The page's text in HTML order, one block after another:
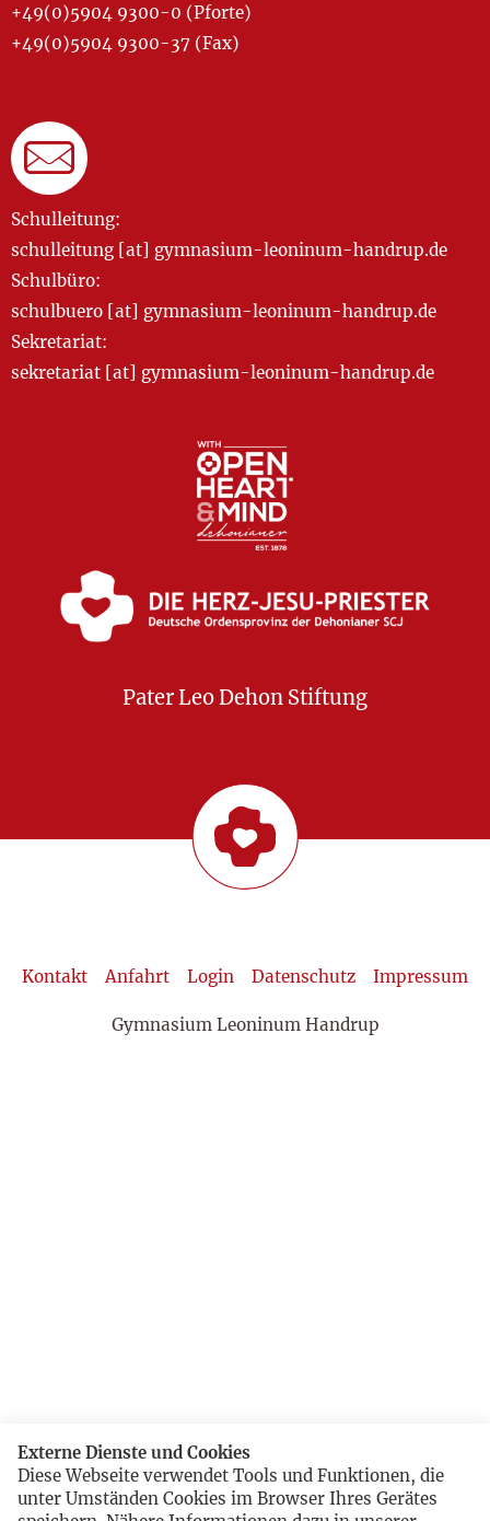
+49(0)5904 9300-0 (Pforte)
+49(0)5904 9300-37 (Fax)
Schulleitung:
schulleitung [at] gymnasium-leoninum-handrup.de
Schulbüro:
schulbuero [at] gymnasium-leoninum-handrup.de
Sekretariat:
sekretariat [at] gymnasium-leoninum-handrup.de
Pater Leo Dehon Stiftung
Kontakt Anfahrt Login Datenschutz Impressum
Gymnasium Leoninum Handrup
Externe Dienste und Cookies
Diese Webseite verwendet Tools und Funktionen, die
unter Umständen Cookies im Browser Ihres Gerätes